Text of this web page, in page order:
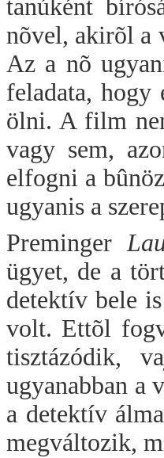
tanúként
nõvel, akirõl a
Az a nõ
feladata, hogy
ölni. A film
vagy sem,
elfogni a
ugyanis a
Preminger
ügyet, de a
detektív bele
volt. Ettõl
tisztázódik,
ugyanabban a
a detektív
megváltozik,